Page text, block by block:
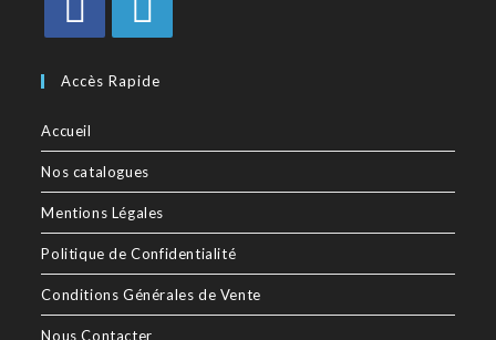
Accès Rapide
Accueil
Nos catalogues
Mentions Légales
Politique de Confidentialité
Conditions Générales de Vente
Nous Contacter